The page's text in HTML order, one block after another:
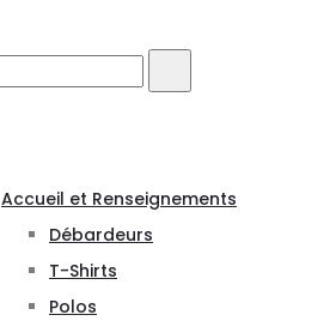
Accueil et Renseignements
Débardeurs
T-Shirts
Polos